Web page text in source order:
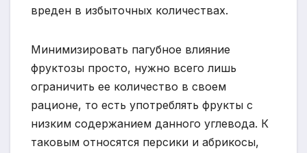
вреден в избыточных количествах.
Минимизировать пагубное влияние
фруктозы просто, нужно всего лишь
ограничить ее количество в своем
рационе, то есть употреблять фрукты с
низким содержанием данного углевода. К
таковым относятся персики и абрикосы,